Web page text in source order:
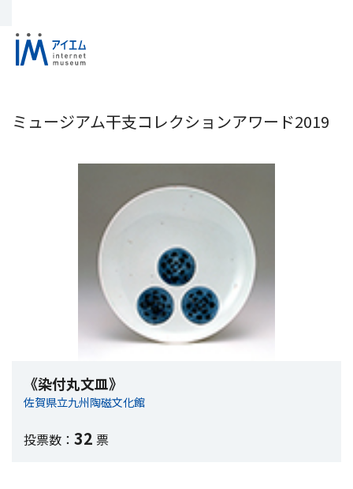
ミュージアム干支コレクションアワード2019
《染付丸文皿》
佐賀県立九州陶磁文化館
投票数： 32 票